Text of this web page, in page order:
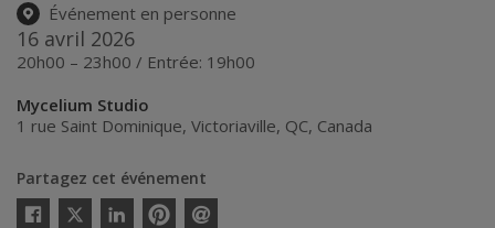
Événement en personne
16 avril 2026
20h00 – 23h00 / Entrée: 19h00
Mycelium Studio
1 rue Saint Dominique, Victoriaville, QC, Canada
Partagez cet événement
Twitter